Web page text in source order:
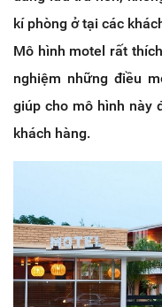
kí phòng ở tại các
Mô hình motel rất
nghiệm những điều
giúp cho mô hình này
khách hàng.